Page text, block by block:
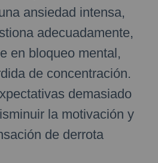
ansiedad intensa,
adecuadamente,
en bloqueo mental,
de concentración.
demasiado
la motivación y
de derrota